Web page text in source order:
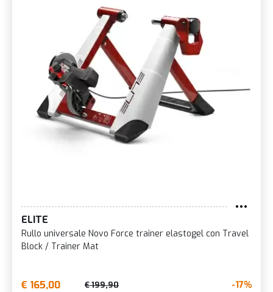
ELITE
Rullo universale Novo Force trainer elastogel con Travel
Block / Trainer Mat
€ 165,00 € 199,90 -17%